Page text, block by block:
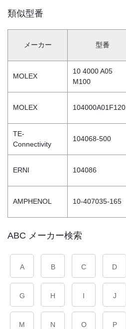
類似型番
メーカー 型番
MOLEX
10 4000 A05
M100
MOLEX 104000A01F120
TE-
Connectivity
104068-500
ERNI 104086
AMPHENOL 10-407035-165
ABC メーカー検索
A B C D
G H I J
M N O P